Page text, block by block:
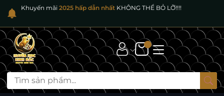
Khuyến mãi 2025 hấp dẫn nhất KHÔNG THỂ BỎ LỠ!!!!